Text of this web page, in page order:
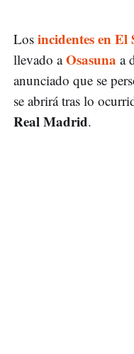
Los incidentes en El
llevado aOsasuna a
anunciado que se
se abrirá tras lo
Real Madrid.